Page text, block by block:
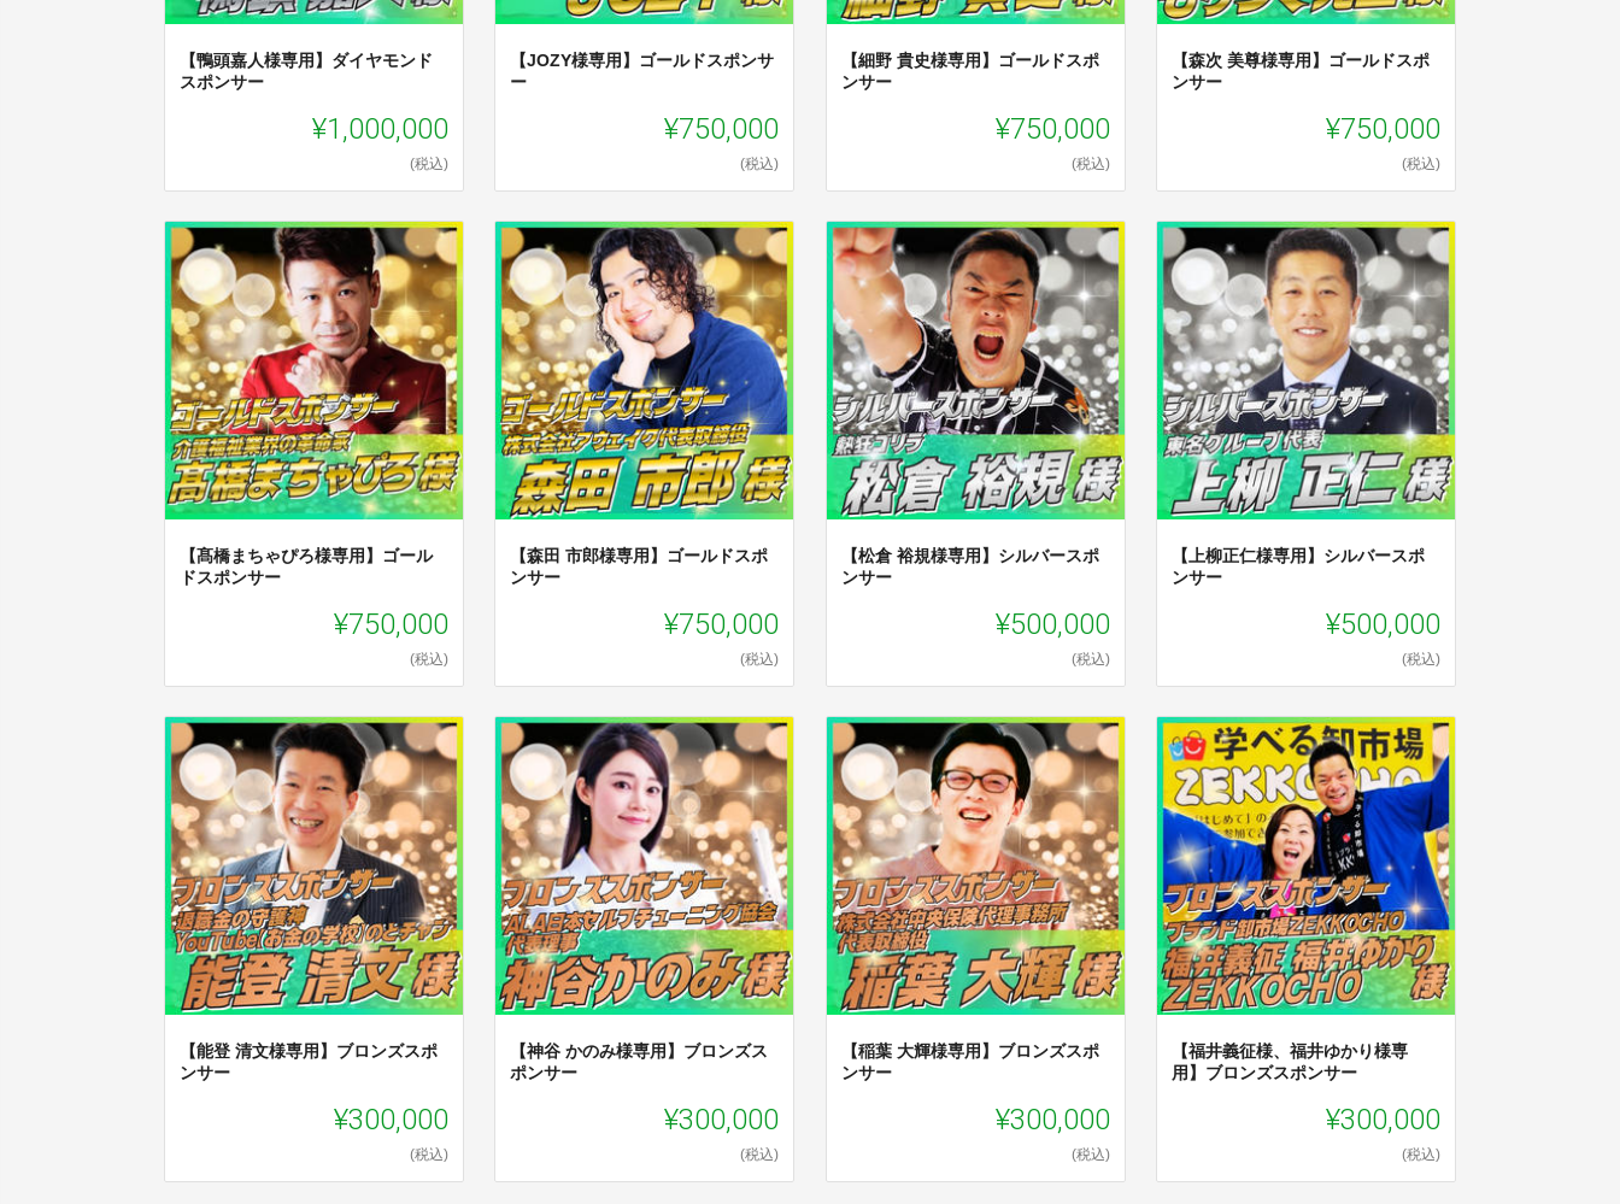
【鴨頭嘉人様専用】ダイヤモンド
スポンサー
¥1,000,000
(税込)
【JOZY様専用】ゴールドスポンサ
ー
¥750,000
(税込)
【細野 貴史様専用】ゴールドスポ
ンサー
¥750,000
(税込)
【森次 美尊様専用】ゴールドスポ
ンサー
¥750,000
(税込)
【髙橋まちゃぴろ様専用】ゴール
ドスポンサー
¥750,000
(税込)
【森田 市郎様専用】ゴールドスポ
ンサー
¥750,000
(税込)
【松倉 裕規様専用】シルバースポ
ンサー
¥500,000
(税込)
【上柳正仁様専用】シルバースポ
ンサー
¥500,000
(税込)
【能登 清文様専用】ブロンズスポ
ンサー
¥300,000
(税込)
【神谷 かのみ様専用】ブロンズス
ポンサー
¥300,000
(税込)
【稲葉 大輝様専用】ブロンズスポ
ンサー
¥300,000
(税込)
【福井義征様、福井ゆかり様専
用】ブロンズスポンサー
¥300,000
(税込)